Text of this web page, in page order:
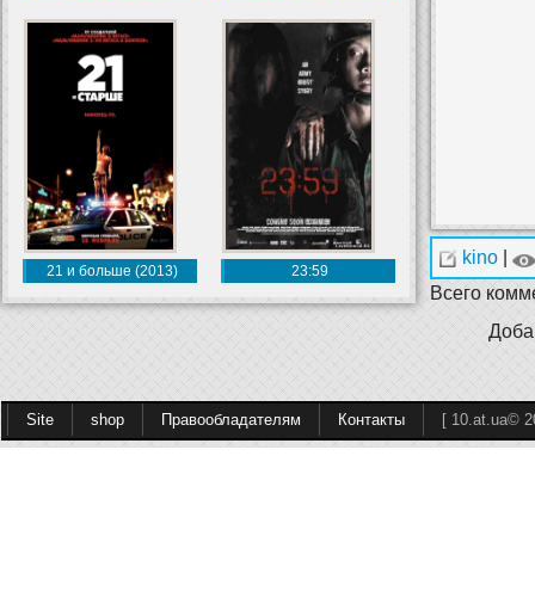
21 и больше (2013) 23:59
kino
Всего
Site shop Правообладателям Контакты [ 10.at.ua©